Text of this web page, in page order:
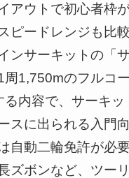
アウトで初心者枠
ピードレンジも比
ンサーキットの「
周1,750mのフルコ
る内容で、サーキッ
スに出られる入門
自動二輪免許が必
ズボンなど、ツー